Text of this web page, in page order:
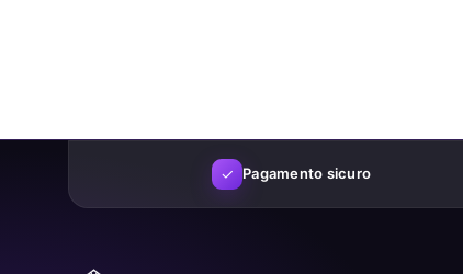
✓ Pagamento sicuro